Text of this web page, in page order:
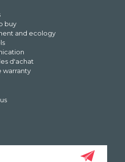
buy
and ecology
d'achat
warranty